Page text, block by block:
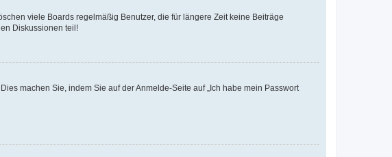
viele Boards regelmäßig Benutzer, die für längere Zeit keine Beiträge
Diskussionen teil!
machen Sie, indem Sie auf der Anmelde-Seite auf „Ich habe mein Passwort